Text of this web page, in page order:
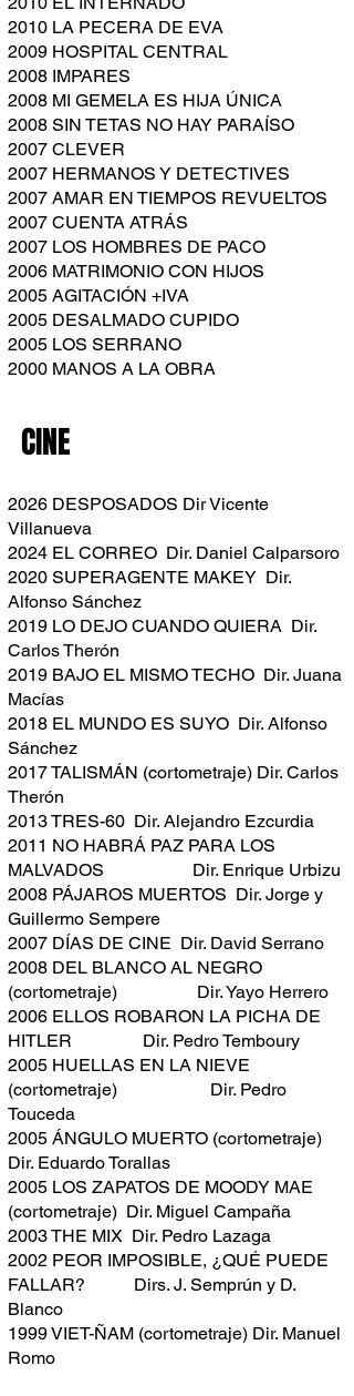
2010 LA PECERA DE EVA
2009 HOSPITAL CENTRAL
2008 IMPARES
2008 MI GEMELA ES HIJA ÚNICA
2008 SIN TETAS NO HAY PARAÍSO
2007 CLEVER
2007 HERMANOS Y DETECTIVES
2007 AMAR EN TIEMPOS REVUELTOS
2007 CUENTA ATRÁS
2007 LOS HOMBRES DE PACO
2006 MATRIMONIO CON HIJOS
2005 AGITACIÓN +IVA
2005 DESALMADO CUPIDO
2005 LOS SERRANO
2000 MANOS A LA OBRA
CINE
2026 DESPOSADOS Dir Vicente
Villanueva
2024 EL CORREO Dir. Daniel Calparsoro
2020 SUPERAGENTE MAKEY Dir.
Alfonso Sánchez
2019 LO DEJO CUANDO QUIERA Dir.
Carlos Therón
2019 BAJO EL MISMO TECHO Dir. Juana
Macías
2018 EL MUNDO ES SUYO Dir. Alfonso
Sánchez
2017 TALISMÁN (cortometraje) Dir. Carlos
Therón
2013 TRES-60 Dir. Alejandro Ezcurdia
2011 NO HABRÁ PAZ PARA LOS
MALVADOS Dir. Enrique Urbizu
2008 PÁJAROS MUERTOS Dir. Jorge y
Guillermo Sempere
2007 DÍAS DE CINE Dir. David Serrano
2008 DEL BLANCO AL NEGRO
(cortometraje) Dir. Yayo Herrero
2006 ELLOS ROBARON LA PICHA DE
HITLER Dir. Pedro Temboury
2005 HUELLAS EN LA NIEVE
(cortometraje) Dir. Pedro
Touceda
2005 ÁNGULO MUERTO (cortometraje)
Dir. Eduardo Torallas
2005 LOS ZAPATOS DE MOODY MAE
(cortometraje) Dir. Miguel Campaña
2003 THE MIX Dir. Pedro Lazaga
2002 PEOR IMPOSIBLE, ¿QUÉ PUEDE
FALLAR? Dirs. J. Semprún y D.
Blanco
1999 VIET-ÑAM (cortometraje) Dir. Manuel
Romo